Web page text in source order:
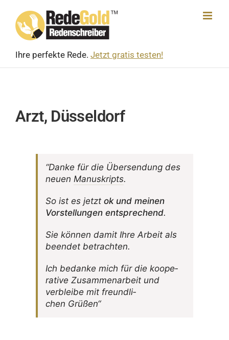
content
Ihre perfekte Rede. Jetzt gratis testen!
Arzt, Düsseldorf
“Danke für die Über­sen­dung des
neuen Manu­skripts.
So ist es jetzt ok und meinen
Vorstel­lungen entspre­chend.
Sie können damit Ihre Arbeit als
beendet betrachten.
Ich bedanke mich für die koope­
ra­tive Zusam­men­ar­beit und
verbleibe mit freund­li­
chen Grüßen“